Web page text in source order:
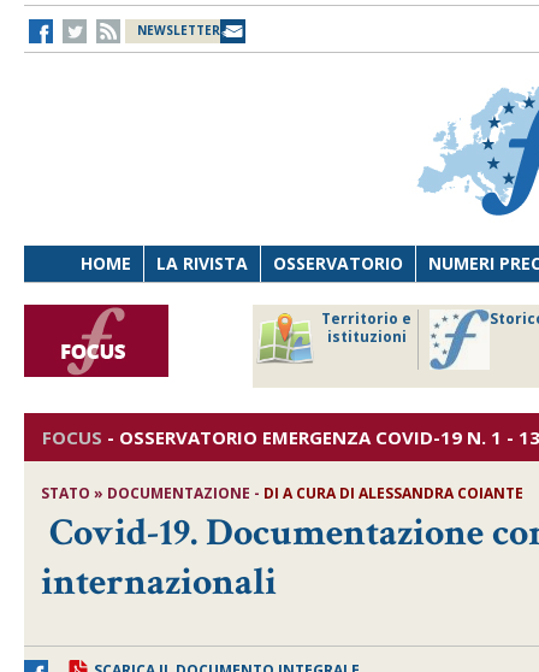
NEWSLETTER
HOME LA RIVISTA OSSERVATORIO NUMERI
Territorio e
istituzioni
FOCUS - OSSERVATORIO EMERGENZA COVID-19 N. 1 -
STATO » DOCUMENTAZIONE - DIA CURA DI ALESSANDRA COIANTE
Covid-19. Documentazione
internazionali